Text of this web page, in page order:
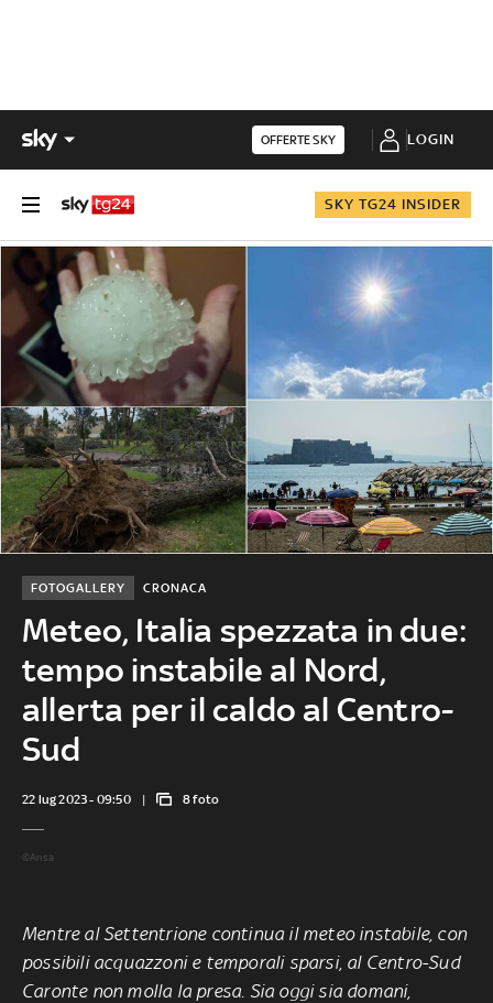
OFFERTE SKY LOGIN
SKY TG24 INSIDER
Meteo, Italia spezzata in due:
tempo instabile al Nord,
allerta per il caldo al Centro-
Sud
CRONACA
FOTOGALLERY
22 lug 2023 - 09:50 8 foto
©Ansa
Mentre al Settentrione continua il meteo instabile, con
possibili acquazzoni e temporali sparsi, al Centro-Sud
Caronte non molla la presa. Sia oggi sia domani,